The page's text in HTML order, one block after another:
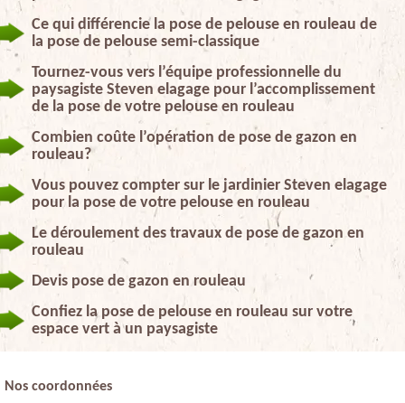
Ce qui différencie la pose de pelouse en rouleau de
la pose de pelouse semi-classique
Tournez-vous vers l’équipe professionnelle du
paysagiste Steven elagage pour l’accomplissement
de la pose de votre pelouse en rouleau
Combien coûte l’opération de pose de gazon en
rouleau?
Vous pouvez compter sur le jardinier Steven elagage
pour la pose de votre pelouse en rouleau
Le déroulement des travaux de pose de gazon en
rouleau
Devis pose de gazon en rouleau
Confiez la pose de pelouse en rouleau sur votre
espace vert à un paysagiste
Nos coordonnées